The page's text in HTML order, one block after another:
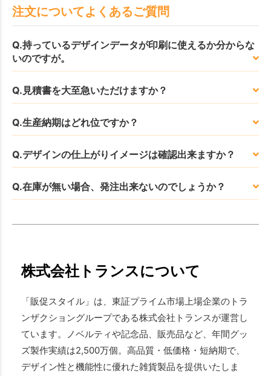
注文についてよくあるご質問
Q.持っているデザインデータが印刷に使えるか分からな
いのですが。
Q.見積書を大至急いただけますか？
Q.生産納期はどれ位ですか？
Q.デザインの仕上がりイメージは確認出来ますか？
Q.在庫が無い場合、発注出来ないのでしょうか？
株式会社トランスについて
「販促スタイル」は、東証プライム市場上場企業のトラ
ンザクショングループである株式会社トランスが運営し
ています。ノベルティや記念品、販売品など、年間グッ
ズ製作実績は2,500万個。高品質・低価格・短納期で、
デザイン性と機能性に優れた雑貨製品を提供いたしま